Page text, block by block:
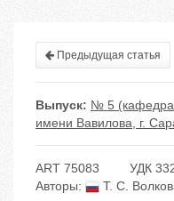
Предыдущая статья
Выпуск: № 5 (кафедра
имени Вавилова, г.
ART 75083
УДК
Авторы:
Т. С.